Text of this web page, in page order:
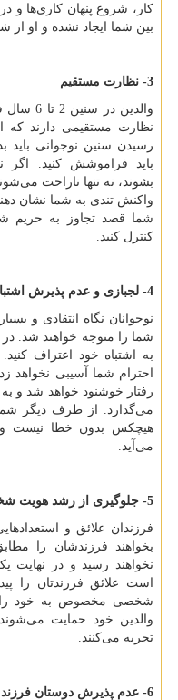
کار، شروع پنهان کاری‌ها و
بین شما ایجاد نشده و او از
3- نظارت مستقیم
والدین
نظارت مستقیمی دارند که
رسیدن سنین نوجوانی باید
باید فراموشش کنید. اگر
بشوند، نه تنها ناراحت
واکنش تندی به شما نشان
شما قصد تجاوز به حریم
کنترل کنید.
4- لجبازی و عدم پذیرش اشتباه به جای رفتار صحیح با نوجوان
نوجوانان نگاه انتقادی و
شما را متوجه خواهند شد. در
به اشتباه خود اعتراف
احترام شما آسیبی نخواهد
رفتار خوشنود خواهد شد و
می‌گذارد. از طرف دیگر شما
هیچکس بدون خطا نیست و
می‌آید.
5- جلوگیری از رشد هویت شخصی نوجوان
فرزندان علائق و
بخواهند فرزندشان را
نخواهند رسید و در نهایت
است علائق فرزندتان را
شخصی مخصوص به خود را
والدین خود حمایت
تجربه می‌کنند.
6- عدم پذیرش دوستان فرزند نوجوان‌تان